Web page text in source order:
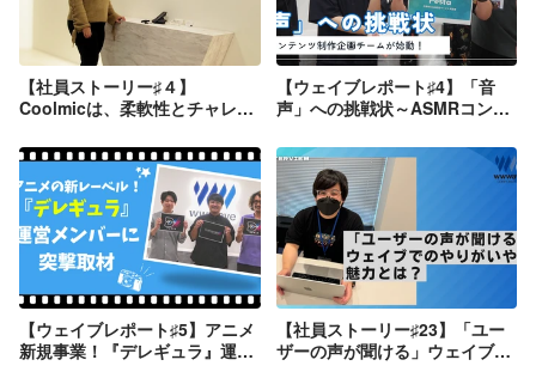
【社員ストーリー♯４】
Coolmicは、柔軟性とチャレン
【ウェイブレポート♯4】「音
声」への挑戦状～ASMRコンテ
【ウェイブレポート♯5】アニメ
新規事業！『デレギュラ』運営
【社員ストーリー♯23】「ユー
ザーの声が聞ける」ウェイブで